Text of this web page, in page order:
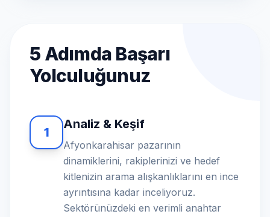
5 Adımda Başarı
Yolculuğunuz
1
Analiz & Keşif
Afyonkarahisar pazarının
dinamiklerini, rakiplerinizi ve hedef
kitlenizin arama alışkanlıklarını en ince
ayrıntısına kadar inceliyoruz.
Sektörünüzdeki en verimli anahtar